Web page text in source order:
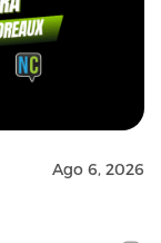
Ago 6, 2026